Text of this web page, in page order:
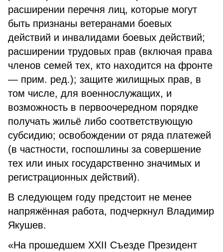
расширении перечня лиц, которые могут
быть признаны ветеранами боевых
действий и инвалидами боевых действий;
расширении трудовых прав (включая права
членов семей тех, кто находится на фронте
— прим. ред.); защите жилищных прав, в
том числе, для военнослужащих, и
возможность в первоочередном порядке
получать жильё либо соответствующую
субсидию; освобождении от ряда платежей
(в частности, госпошлины за совершение
тех или иных государственно значимых и
регистрационных действий).
В следующем году предстоит не менее
напряжённая работа, подчеркнул Владимир
Якушев.
«На прошедшем XXII Съезде Президент